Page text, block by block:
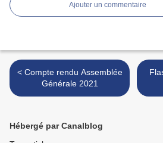
Ajouter un commentaire
< Compte rendu Assemblée
Générale 2021
Hébergé par Canalblog